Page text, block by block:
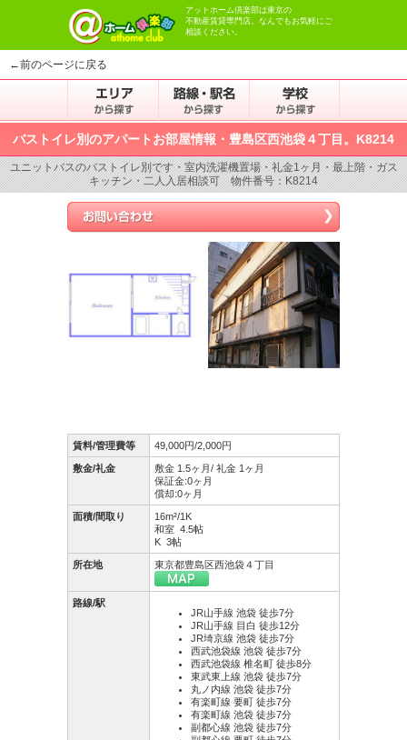
アットホーム倶楽部は東京の
不動産賃貸専門店。なんでもお気軽にご
相談ください。
←前のページに戻る
バストイレ別のアパートお部屋情報・豊島区西池袋４丁目。K8214
ユニットバスのバストイレ別です・室内洗濯機置場・礼金1ヶ月・最上階・ガス
キッチン・二人入居相談可 物件番号：K8214
賃料/管理費等 49,000円/2,000円
敷金/礼金
敷金 1.5ヶ月/ 礼金 1ヶ月
保証金:0ヶ月
償却:0ヶ月
面積/間取り
16m²/1K
和室 4.5帖
K 3帖
所在地 東京都豊島区西池袋４丁目
路線/駅
JR山手線 池袋 徒歩7分
JR山手線 目白 徒歩12分
JR埼京線 池袋 徒歩7分
西武池袋線 池袋 徒歩7分
西武池袋線 椎名町 徒歩8分
東武東上線 池袋 徒歩7分
丸ノ内線 池袋 徒歩7分
有楽町線 要町 徒歩7分
有楽町線 池袋 徒歩7分
副都心線 池袋 徒歩7分